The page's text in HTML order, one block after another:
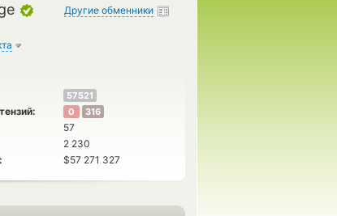
Другие обменники
57521
0 316
57
2 230
$57 271 327